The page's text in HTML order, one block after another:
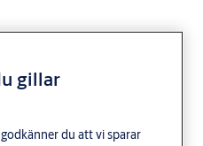
gillar
du att vi sparar